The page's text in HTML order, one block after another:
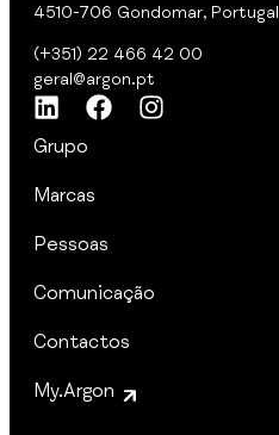
4510-706 Gondomar, Portugal
(+351) 22 466 42 00
geral@argon.pt
Grupo
Marcas
Pessoas
Comunicação
Contactos
My.Argon